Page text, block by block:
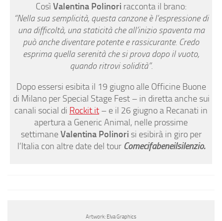
Così Valentina Polinori racconta il brano:
“Nella sua semplicità, questa canzone è l’espressione di
una difficoltà, una staticità che all’inizio spaventa ma
può anche diventare potente e rassicurante. Credo
esprima quella serenità che si prova dopo il vuoto,
quando ritrovi solidità”.
Dopo essersi esibita il 19 giugno alle Officine Buone
di Milano per Special Stage Fest – in diretta anche sui
canali social di Rockit.it – e il 26 giugno a Recanati in
apertura a Generic Animal, nelle prossime
settimaneValentina Polinori si esibirà in giro per
l’Italia con altre date del tour Comecifabeneilsilenzio.
Artwork: Elva Graphics